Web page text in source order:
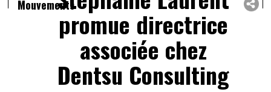
Mouvements
promue directrice
associée chez
Dentsu Consulting